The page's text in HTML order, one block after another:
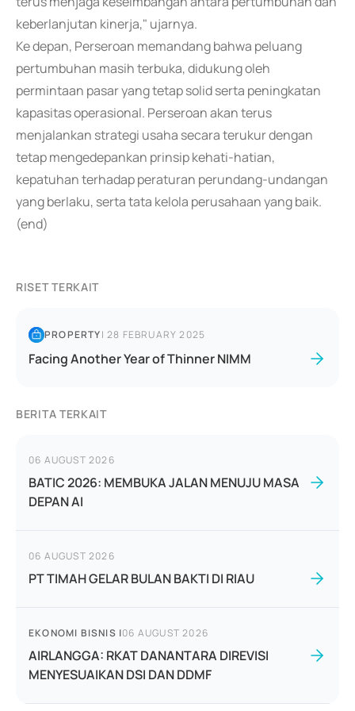
keberlanjutan kinerja," ujarnya.
Ke depan, Perseroan memandang bahwa peluang
pertumbuhan masih terbuka, didukung oleh
permintaan pasar yang tetap solid serta peningkatan
kapasitas operasional. Perseroan akan terus
menjalankan strategi usaha secara terukur dengan
tetap mengedepankan prinsip kehati-hatian,
kepatuhan terhadap peraturan perundang-undangan
yang berlaku, serta tata kelola perusahaan yang baik.
(end)
RISET TERKAIT
PROPERTY|28 FEBRUARY 2025
Facing Another Year of Thinner NIMM
BERITA TERKAIT
06 AUGUST 2026
BATIC 2026: MEMBUKA JALAN MENUJU MASA
DEPAN AI
06 AUGUST 2026
PT TIMAH GELAR BULAN BAKTI DI RIAU
EKONOMI BISNIS |06 AUGUST 2026
AIRLANGGA: RKAT DANANTARA DIREVISI
MENYESUAIKAN DSI DAN DDMF